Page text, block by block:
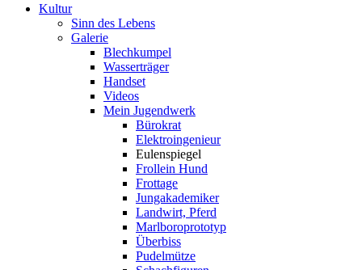
Kultur
Sinn des Lebens
Galerie
Blechkumpel
Wasserträger
Handset
Videos
Mein Jugendwerk
Bürokrat
Elektroingenieur
Eulenspiegel
Frollein Hund
Frottage
Jungakademiker
Landwirt, Pferd
Marlboroprototyp
Überbiss
Pudelmütze